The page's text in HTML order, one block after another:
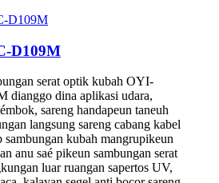
D109M
serat optik kubah OYI-
dianggo dina aplikasi udara,
sareng handapeun taneuh
langsung sareng cabang kabel
sambungan kubah mangrupikeun
anu saé pikeun sambungan serat
luar ruangan sapertos UV,